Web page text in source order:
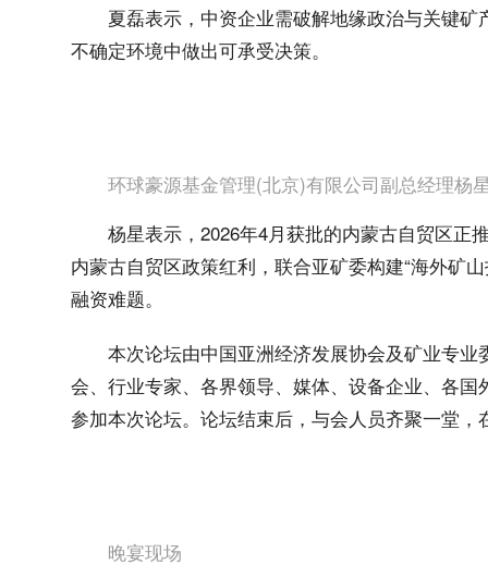
夏磊表示，中资企业需破解地缘政治与关键
不确定环境中做出可承受决策。
环球豪源基金管理(北京)有限公司副总经理杨
杨星表示，2026年4月获批的内蒙古自贸区正
内蒙古自贸区政策红利，联合亚矿委构建“海外矿
融资难题。
本次论坛由中国亚洲经济发展协会及矿业专
会、行业专家、各界领导、媒体、设备企业、各
参加本次论坛。论坛结束后，与会人员齐聚一堂
晚宴现场